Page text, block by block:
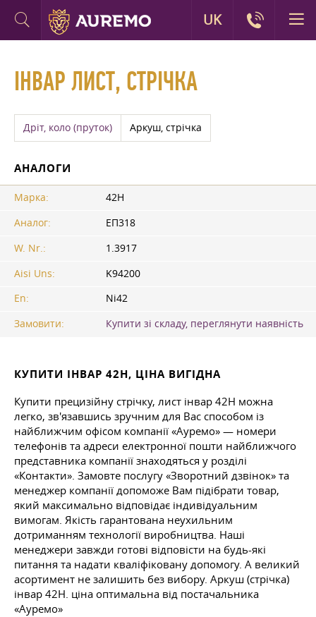
ІНВАР ЛИСТ, СТРІЧКА
Дріт, коло (пруток) Аркуш, стрічка
АНАЛОГИ
Марка:
42Н
Аналог:
ЕП318
W. Nr.:
1.3917
Aisi Uns:
K94200
En:
Ni42
Замовити:
Купити зі складу, переглянути наявність
КУПИТИ ІНВАР 42Н, ЦІНА ВИГІДНА
Купити прецизійну стрічку, лист інвар 42Н можна
легко, зв'язавшись зручним для Вас способом із
найближчим офісом компанії «Ауремо» — номери
телефонів та адреси електронної пошти найближчого
представника компанії знаходяться у розділі
«Контакти». Замовте послугу «Зворотний дзвінок» та
менеджер компанії допоможе Вам підібрати товар,
який максимально відповідає індивідуальним
вимогам. Якість гарантована неухильним
дотриманням технології виробництва. Наші
менеджери завжди готові відповісти на будь-які
питання та надати кваліфіковану допомогу. А великий
асортимент не залишить без вибору. Аркуш (стрічка)
інвар 42Н. ціна оптимальна від постачальника
«Ауремо»
UK